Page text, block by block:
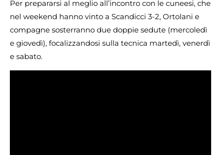
Per prepararsi al meglio all’incontro con le cuneesi, che
nel weekend hanno vinto a Scandicci 3-2, Ortolani e
compagne sosterranno due doppie sedute (mercoledì
e giovedì), focalizzandosi sulla tecnica martedì, venerdì
e sabato.